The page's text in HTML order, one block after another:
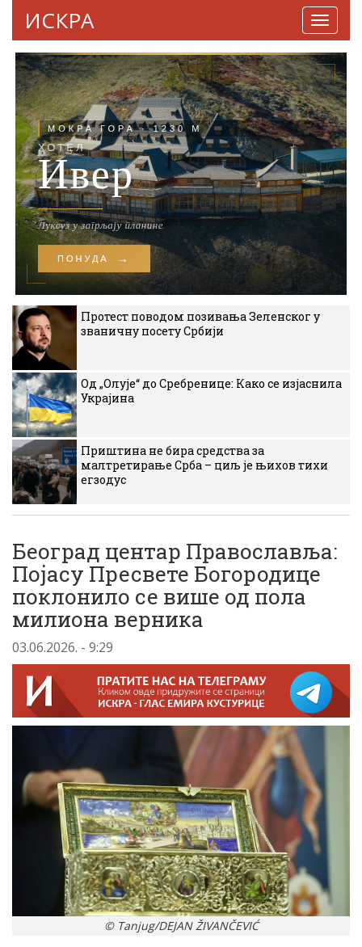
ИСКРА
Протест поводом позивања Зеленског у
званичну посету Србији
Од „Олује“ до Сребренице: Како се изјаснила
Украјина
Приштина не бира средства за
малтретирање Срба – циљ је њихов тихи
егзодус
Београд центар Православља:
Појасу Пресвете Богородице
поклонило се више од пола
милиона верника
03.06.2026. - 9:29
© Tanjug/DEJAN ŽIVANČEVIĆ